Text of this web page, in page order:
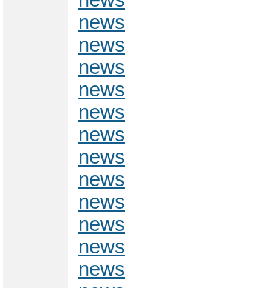
news
news
news
news
news
news
news
news
news
news
news
news